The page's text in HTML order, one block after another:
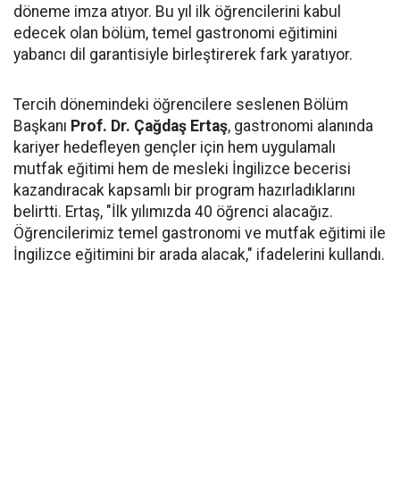
döneme imza atıyor. Bu yıl ilk öğrencilerini kabul
edecek olan bölüm, temel gastronomi eğitimini
yabancı dil garantisiyle birleştirerek fark yaratıyor.
Tercih dönemindeki öğrencilere seslenen Bölüm
Başkanı Prof. Dr. Çağdaş Ertaş, gastronomi alanında
kariyer hedefleyen gençler için hem uygulamalı
mutfak eğitimi hem de mesleki İngilizce becerisi
kazandıracak kapsamlı bir program hazırladıklarını
belirtti. Ertaş, "İlk yılımızda 40 öğrenci alacağız.
Öğrencilerimiz temel gastronomi ve mutfak eğitimi ile
İngilizce eğitimini bir arada alacak," ifadelerini kullandı.